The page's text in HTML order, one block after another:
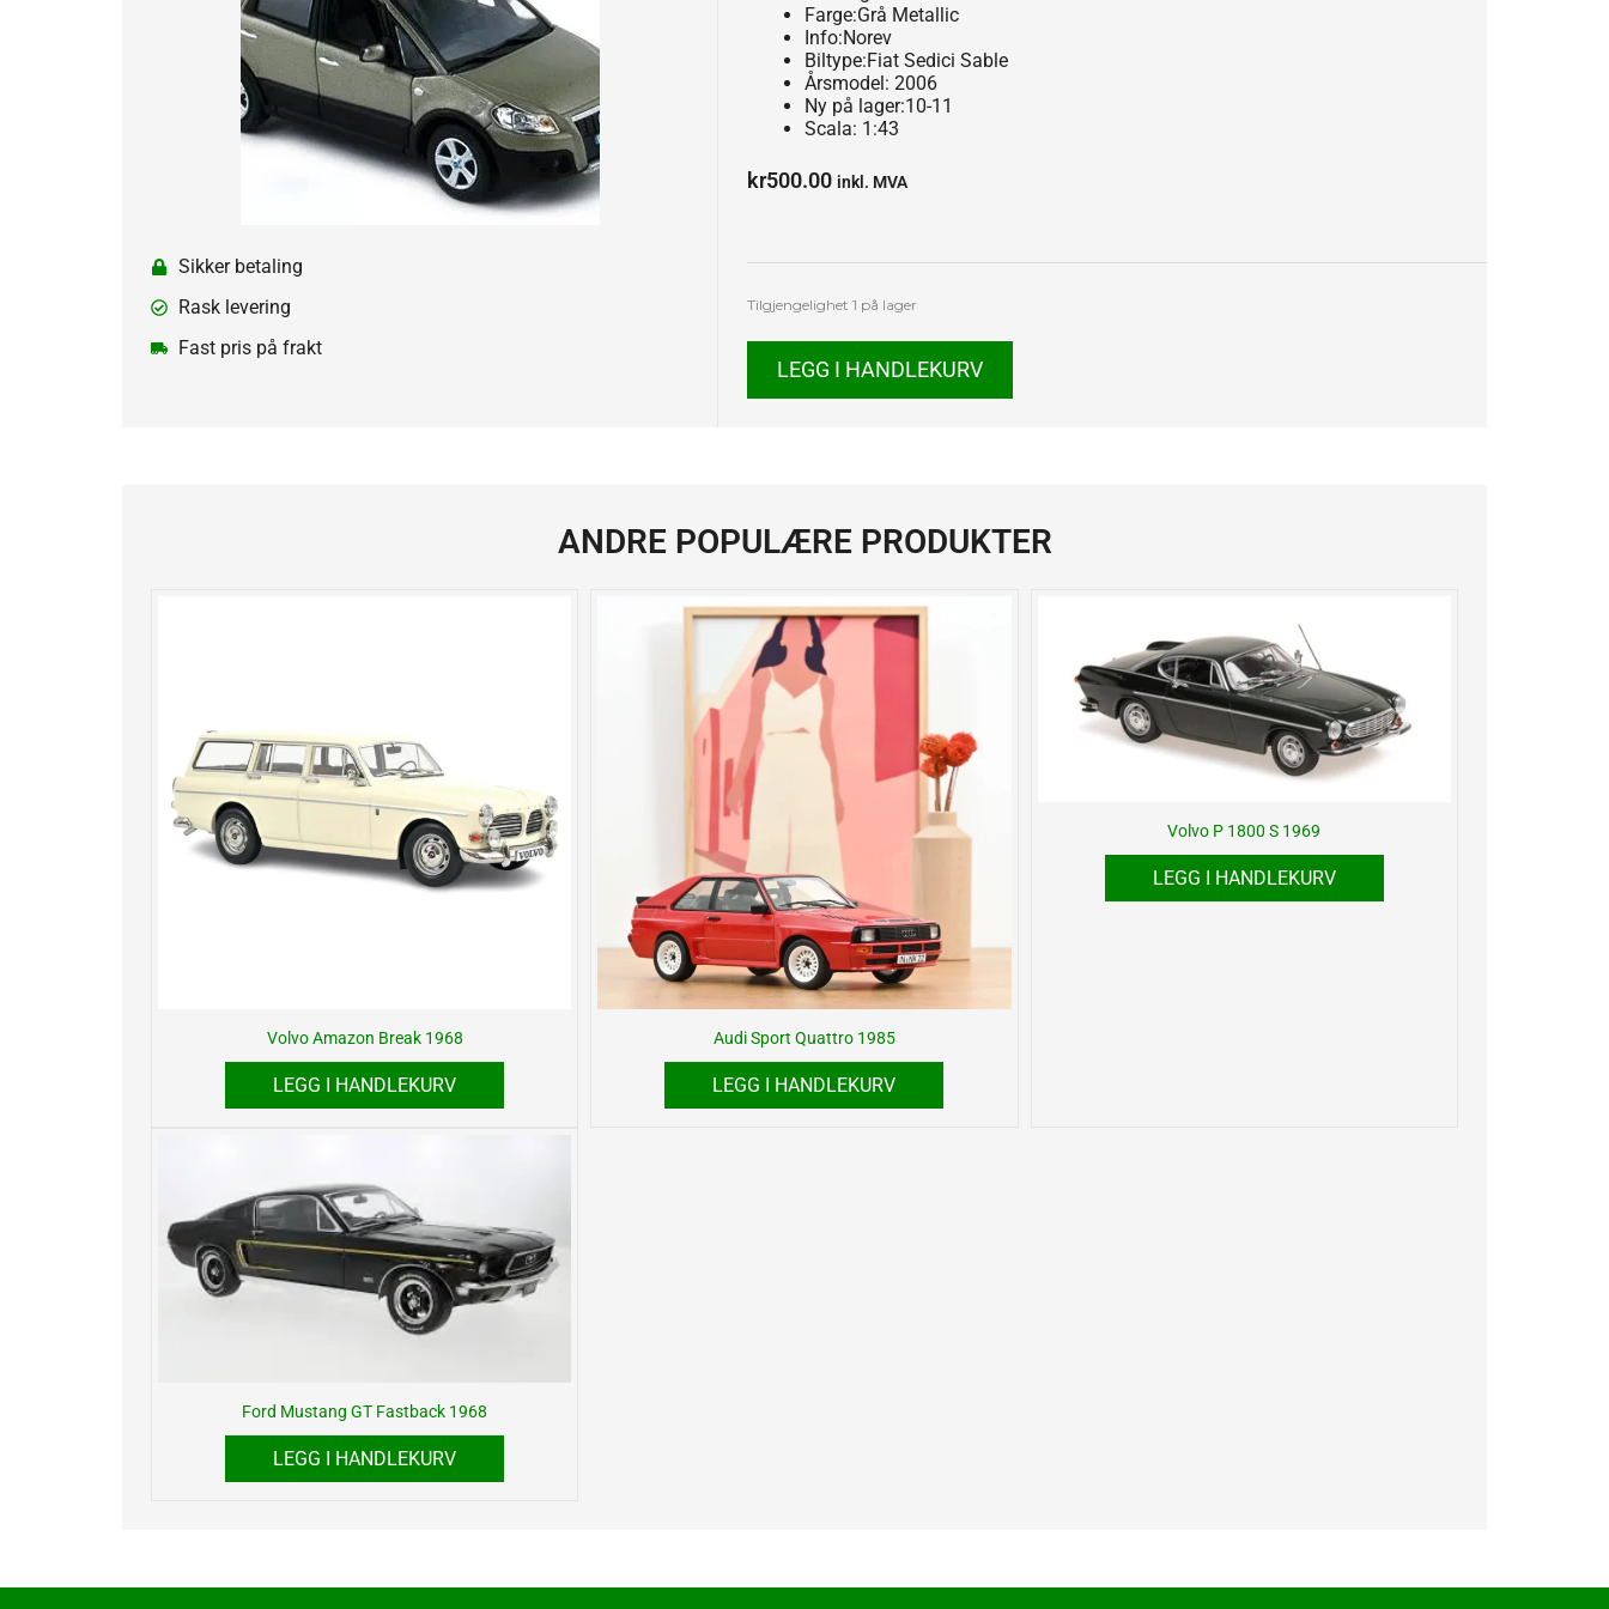
Sikker betaling
Rask levering
Fast pris på frakt
Farge:Grå Metallic
Info:Norev
Biltype:Fiat Sedici Sable
Årsmodel: 2006
Ny på lager:10-11
Scala: 1:43
kr500.00 inkl. MVA
Tilgjengelighet 1 på lager
Fiat
antallLEGG I HANDLEKURV
ANDRE POPULÆRE PRODUKTER
Volvo Amazon Break 1968
LEGG I HANDLEKURV
Audi Sport Quattro 1985
LEGG I HANDLEKURV
Volvo P 1800 S 1969
LEGG I HANDLEKURV
Ford Mustang GT Fastback 1968
LEGG I HANDLEKURV